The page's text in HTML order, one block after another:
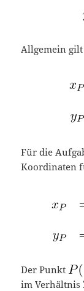
Allgemein
Für die
Koordinaten
Der Punkt
im Verhältnis